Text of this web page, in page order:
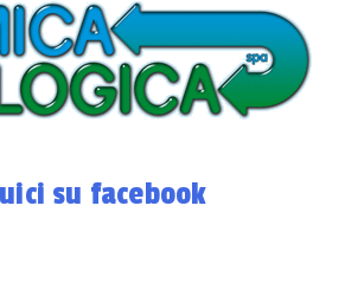
su facebook